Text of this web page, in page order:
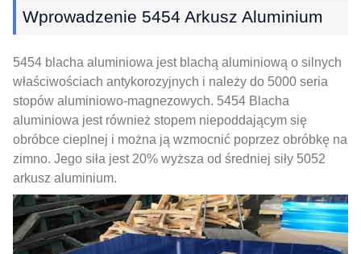
Wprowadzenie 5454 Arkusz Aluminium
5454 blacha aluminiowa jest blachą aluminiową o silnych
właściwościach antykorozyjnych i należy do 5000 seria
stopów aluminiowo-magnezowych. 5454 Blacha
aluminiowa jest również stopem niepoddającym się
obróbce cieplnej i można ją wzmocnić poprzez obróbkę na
zimno. Jego siła jest 20% wyższa od średniej siły 5052
arkusz aluminium.